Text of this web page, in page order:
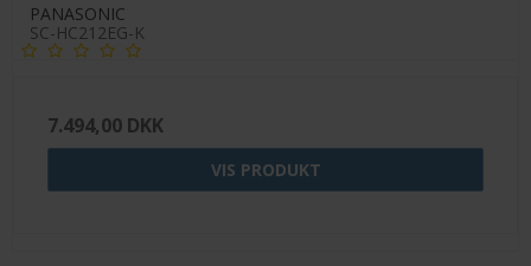
PANASONIC
SC-HC212EG-K
7.494,00 DKK
VIS PRODUKT